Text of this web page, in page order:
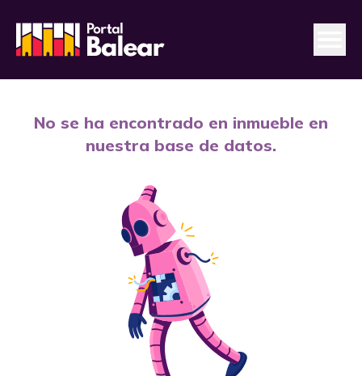
No se ha encontrado en inmueble en
nuestra base de datos.